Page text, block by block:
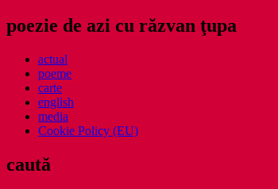
poezie de azi cu răzvan ţupa
actual
poeme
carte
english
media
Cookie Policy (EU)
caută